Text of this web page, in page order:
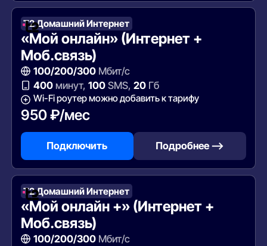
Т2 Домашний Интернет
«Мой онлайн» (Интернет +
Моб.связь)
100/200/300Мбит/с
400минут, 100SMS, 20Гб
Wi-Fi роутер можно добавить к тарифу
950 ₽/мес
Подключить Подробнее —>
Т2 Домашний Интернет
«Мой онлайн +» (Интернет +
Моб.связь)
100/200/300Мбит/с